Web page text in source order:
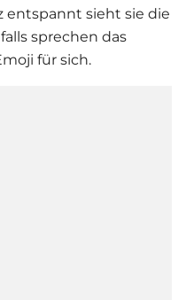
entspannt sieht sie die
sprechen das
für sich.